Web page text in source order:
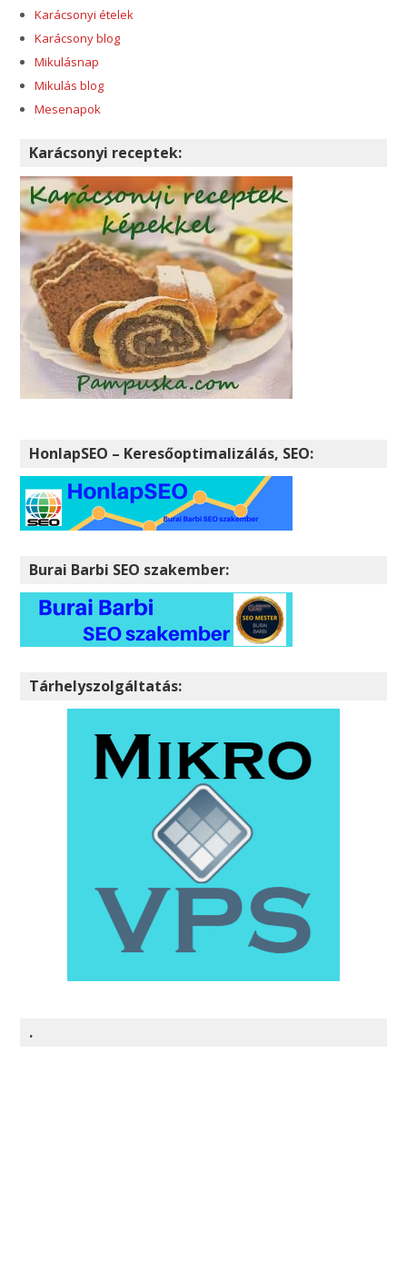
Karácsonyi ételek
Karácsony blog
Mikulásnap
Mikulás blog
Mesenapok
Karácsonyi receptek:
HonlapSEO – Keresőoptimalizálás, SEO:
Burai Barbi SEO szakember:
Tárhelyszolgáltatás:
.